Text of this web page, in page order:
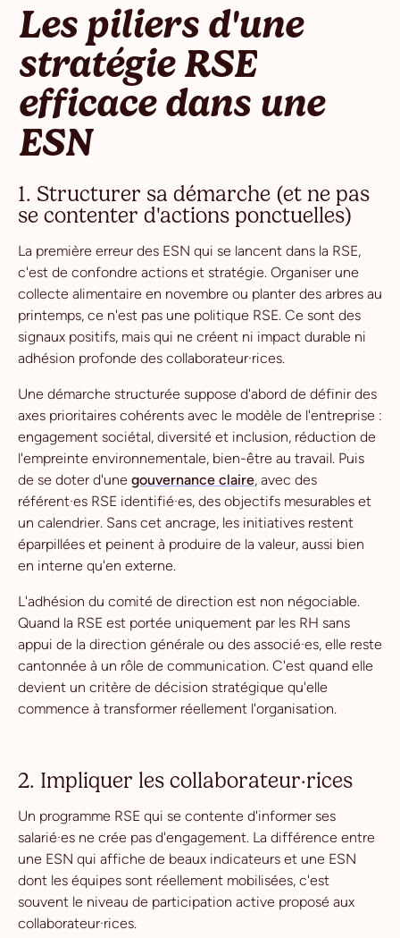
Les piliers d'une
stratégie RSE
efficace dans une
ESN
1. Structurer sa démarche (et ne pas
se contenter d'actions ponctuelles)
La première erreur des ESN qui se lancent dans la RSE,
c'est de confondre actions et stratégie. Organiser une
collecte alimentaire en novembre ou planter des arbres au
printemps, ce n'est pas une politique RSE. Ce sont des
signaux positifs, mais qui ne créent ni impact durable ni
adhésion profonde des collaborateur·rices.
Une démarche structurée suppose d'abord de définir des
axes prioritaires cohérents avec le modèle de l'entreprise :
engagement sociétal, diversité et inclusion, réduction de
l'empreinte environnementale, bien-être au travail. Puis
de se doter d'une gouvernance claire, avec des
référent·es RSE identifié·es, des objectifs mesurables et
un calendrier. Sans cet ancrage, les initiatives restent
éparpillées et peinent à produire de la valeur, aussi bien
en interne qu'en externe.
L'adhésion du comité de direction est non négociable.
Quand la RSE est portée uniquement par les RH sans
appui de la direction générale ou des associé·es, elle reste
cantonnée à un rôle de communication. C'est quand elle
devient un critère de décision stratégique qu'elle
commence à transformer réellement l'organisation.
2. Impliquer les collaborateur·rices
Un programme RSE qui se contente d'informer ses
salarié·es ne crée pas d'engagement. La différence entre
une ESN qui affiche de beaux indicateurs et une ESN
dont les équipes sont réellement mobilisées, c'est
souvent le niveau de participation active proposé aux
collaborateur·rices.